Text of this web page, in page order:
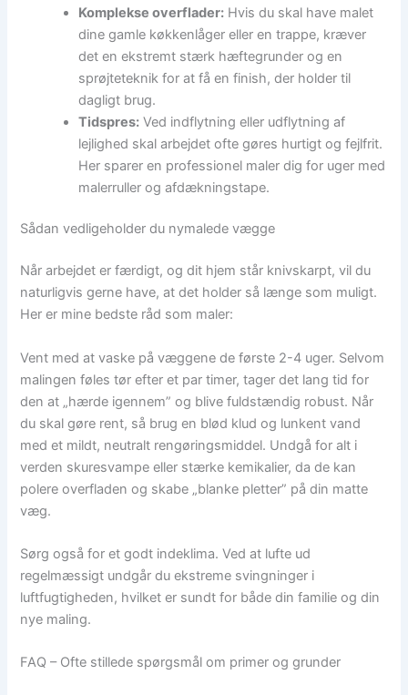
Komplekse overflader: Hvis du skal have malet
dine gamle køkkenlåger eller en trappe, kræver
det en ekstremt stærk hæftegrunder og en
sprøjteteknik for at få en finish, der holder til
dagligt brug.
Tidspres: Ved indflytning eller udflytning af
lejlighed skal arbejdet ofte gøres hurtigt og fejlfrit.
Her sparer en professionel maler dig for uger med
malerruller og afdækningstape.
Sådan vedligeholder du nymalede vægge
Når arbejdet er færdigt, og dit hjem står knivskarpt, vil du
naturligvis gerne have, at det holder så længe som muligt.
Her er mine bedste råd som maler:
Vent med at vaske på væggene de første 2-4 uger. Selvom
malingen føles tør efter et par timer, tager det lang tid for
den at „hærde igennem” og blive fuldstændig robust. Når
du skal gøre rent, så brug en blød klud og lunkent vand
med et mildt, neutralt rengøringsmiddel. Undgå for alt i
verden skuresvampe eller stærke kemikalier, da de kan
polere overfladen og skabe „blanke pletter” på din matte
væg.
Sørg også for et godt indeklima. Ved at lufte ud
regelmæssigt undgår du ekstreme svingninger i
luftfugtigheden, hvilket er sundt for både din familie og din
nye maling.
FAQ – Ofte stillede spørgsmål om primer og grunder